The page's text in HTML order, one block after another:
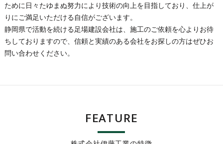
ために日々たゆまぬ努力により技術の向上を目指しており、仕上が
りにご満足いただける自信がございます。
静岡県で活動を続ける足場建設会社は、施工のご依頼を心よりお待
ちしておりますので、信頼と実績のある会社をお探しの方はぜひお
問い合わせください。
FEATURE